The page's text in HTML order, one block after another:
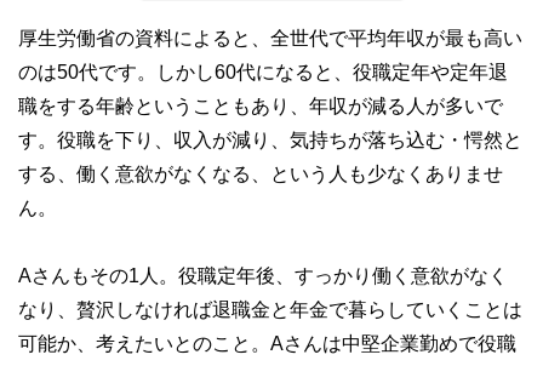
厚生労働省の資料によると、全世代で平均年収が最も高い
のは50代です。しかし60代になると、役職定年や定年退
職をする年齢ということもあり、年収が減る人が多いで
す。役職を下り、収入が減り、気持ちが落ち込む・愕然と
する、働く意欲がなくなる、という人も少なくありませ
ん。
Aさんもその1人。役職定年後、すっかり働く意欲がなく
なり、贅沢しなければ退職金と年金で暮らしていくことは
可能か、考えたいとのこと。Aさんは中堅企業勤めで役職